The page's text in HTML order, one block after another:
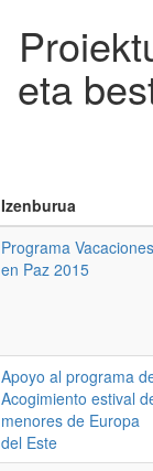
eta
Izenburua
Programa Vacaciones
en Paz 2015
Apoyo al programa
Acogimiento estival
menores de Europa
del Este